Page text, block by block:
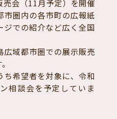
売会（11月予定）を開催
市圏内の各市町の広報紙
ジでの紹介など広く全国
広域都市圏での展示販売
ち希望者を対象に、令和
相談会を予定していま